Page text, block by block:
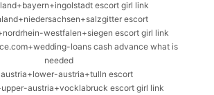
escort girl link
escort
westfalen+siegen escort girl link
loans cash advance what is
needed
austria+tulln escort
austria+vocklabruck escort girl link